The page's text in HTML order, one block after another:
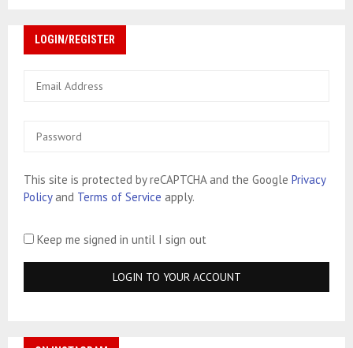
LOGIN/REGISTER
This site is protected by reCAPTCHA and the Google Privacy
Policyand Terms of Service apply.
Keep me signed in until I sign out